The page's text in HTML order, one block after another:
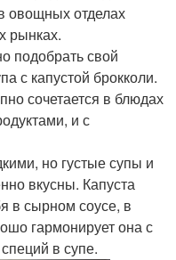
овощных отделах
рынках.
подобрать свой
с капустой брокколи.
сочетается в блюдах
и с
но густые супы и
вкусны. Капуста
в сырном соусе, в
гармонирует она с
в супе.